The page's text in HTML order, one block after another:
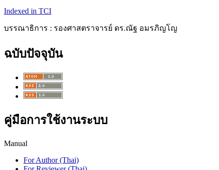
Indexed in TCI
บรรณาธิการ : รองศาสตราจารย์ ดร.ณัฐ อมรภิญโญ
ฉบับปัจจุบัน
คู่มือการใช้งานระบบ
Manual
For Author (Thai)